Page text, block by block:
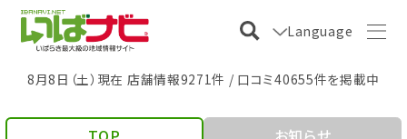
Language
8月8日（土）現在 店舗情報9271件 / 口コミ40655件を掲載中